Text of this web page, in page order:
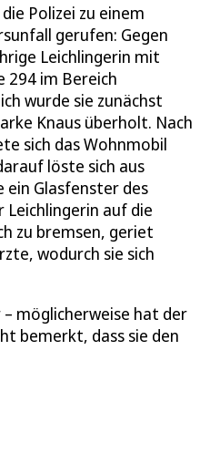
Polizei zu einem
gerufen: Gegen
Leichlingerin mit
294 im Bereich
wurde sie zunächst
Knaus überholt. Nach
sich das Wohnmobil
löste sich aus
ein Glasfenster des
auf die
zu bremsen, geriet
wodurch sie sich
möglicherweise hat der
bemerkt, dass sie den